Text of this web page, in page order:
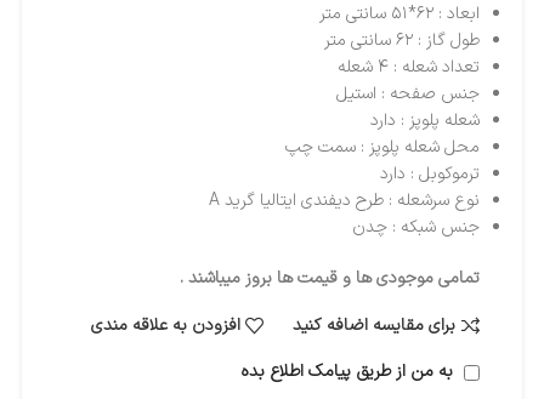
ابعاد : ۶۲*۵۱ سانتی متر
طول گاز : ۶۲ سانتی متر
تعداد شعله : ۴ شعله
جنس صفحه : استیل
شعله پلوپز : دارد
محل شعله پلوپز : سمت چپ
ترموکوبل : دارد
نوع سرشعله : طرح دیفندی ایتالیا گرید A
جنس شبکه : چدن
تمامی موجودی ها و قیمت ها بروز میباشند .
برای مقایسه اضافه کنید
افزودن به علاقه مندی
به من از طریق پیامک اطلاع بده